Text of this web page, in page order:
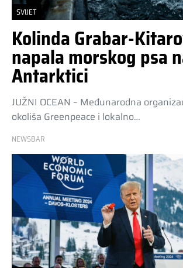
SVIJET
Kolinda Grabar-
napala morskog psa
Antarktici
JUŽNI OCEAN – Međunarodna
okoliša Greenpeace i lokalno…
NEWSBAR